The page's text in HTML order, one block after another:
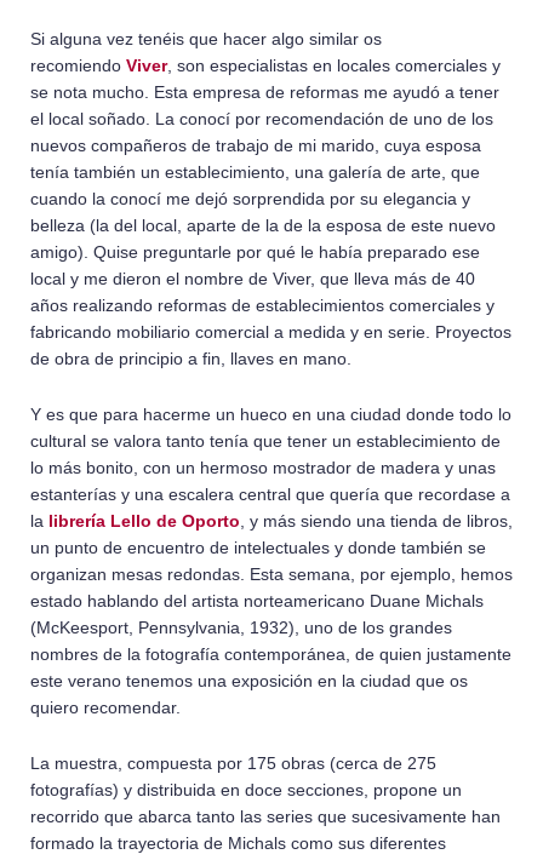
Si alguna vez tenéis que hacer algo similar os
recomiendo Viver, son especialistas en locales comerciales y
se nota mucho. Esta empresa de reformas me ayudó a tener
el local soñado. La conocí por recomendación de uno de los
nuevos compañeros de trabajo de mi marido, cuya esposa
tenía también un establecimiento, una galería de arte, que
cuando la conocí me dejó sorprendida por su elegancia y
belleza (la del local, aparte de la de la esposa de este nuevo
amigo). Quise preguntarle por qué le había preparado ese
local y me dieron el nombre de Viver, que lleva más de 40
años realizando reformas de establecimientos comerciales y
fabricando mobiliario comercial a medida y en serie. Proyectos
de obra de principio a fin, llaves en mano.
Y es que para hacerme un hueco en una ciudad donde todo lo
cultural se valora tanto tenía que tener un establecimiento de
lo más bonito, con un hermoso mostrador de madera y unas
estanterías y una escalera central que quería que recordase a
la librería Lello de Oporto, y más siendo una tienda de libros,
un punto de encuentro de intelectuales y donde también se
organizan mesas redondas. Esta semana, por ejemplo, hemos
estado hablando del artista norteamericano Duane Michals
(McKeesport, Pennsylvania, 1932), uno de los grandes
nombres de la fotografía contemporánea, de quien justamente
este verano tenemos una exposición en la ciudad que os
quiero recomendar.
La muestra, compuesta por 175 obras (cerca de 275
fotografías) y distribuida en doce secciones, propone un
recorrido que abarca tanto las series que sucesivamente han
formado la trayectoria de Michals como sus diferentes